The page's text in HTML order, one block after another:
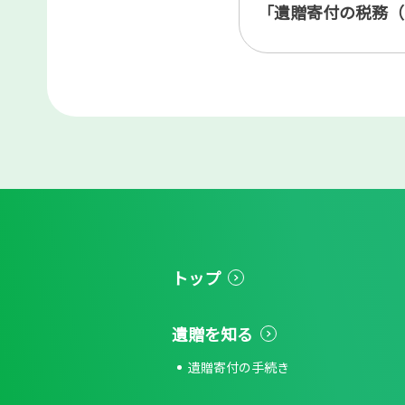
「遺贈寄付の税務
トップ
遺贈を知る
遺贈寄付の手続き